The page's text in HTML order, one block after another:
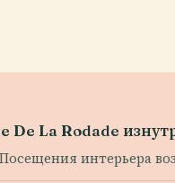
De La Rodade
интерьера